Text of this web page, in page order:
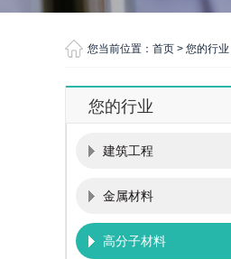
您当前位置： 首页 > 您的行业
您的行业
建筑工程
金属材料
高分子材料